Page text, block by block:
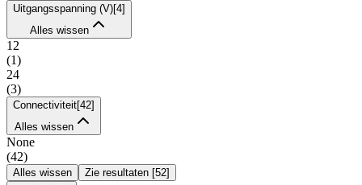
Uitgangsspanning (V)[4]
Alles wissen
12
(1)
24
(3)
Connectiviteit[42]
Alles wissen
None
(42)
Alles wissen Zie resultaten [52]